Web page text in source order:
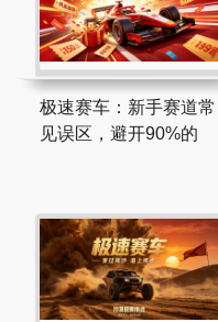
极速赛车：新手赛道常
见误区，避开90%的